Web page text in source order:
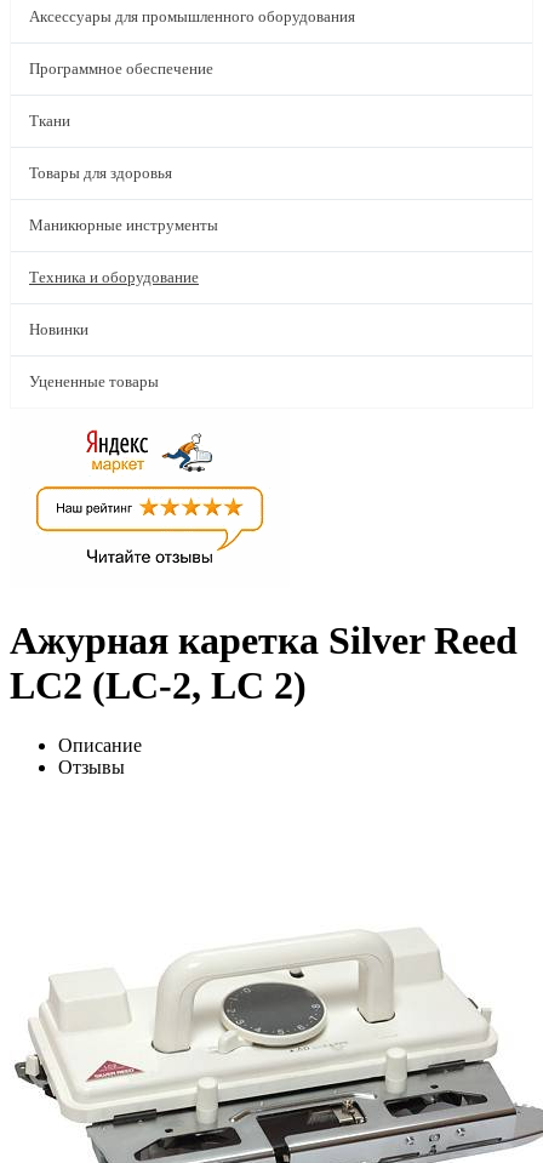
Аксессуары для промышленного оборудования
Программное обеспечение
Ткани
Товары для здоровья
Маникюрные инструменты
Техника и оборудование
Новинки
Уцененные товары
Ажурная каретка Silver Reed
LC2 (LC-2, LC 2)
Описание
Отзывы